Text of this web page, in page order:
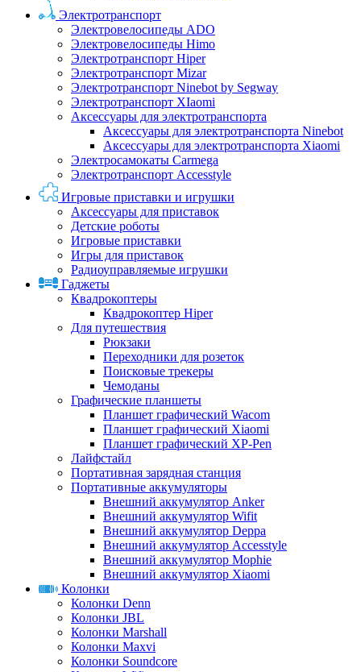
Электротранспорт
Электровелосипеды ADO
Электровелосипеды Himo
Электротранспорт Hiper
Электротранспорт Mizar
Электротранспорт Ninebot by Segway
Электротранспорт XIaomi
Аксессуары для электротранспорта
Аксессуары для электротранспорта Ninebot
Аксессуары для электротранспорта Xiaomi
Электросамокаты Carmega
Электротранспорт Accesstyle
Игровые приставки и игрушки
Аксессуары для приставок
Детские роботы
Игровые приставки
Игры для приставок
Радиоуправляемые игрушки
Гаджеты
Квадрокоптеры
Квадрокоптер Hiper
Для путешествия
Рюкзаки
Переходники для розеток
Поисковые трекеры
Чемоданы
Графические планшеты
Планшет графический Wacom
Планшет графический Xiaomi
Планшет графический XP-Pen
Лайфстайл
Портативная зарядная станция
Портативные аккумуляторы
Внешний аккумулятор Anker
Внешний аккумулятор Wifit
Внешний аккумулятор Deppa
Внешний аккумулятор Accesstyle
Внешний аккумулятор Mophie
Внешний аккумулятор Xiaomi
Колонки
Колонки Denn
Колонки JBL
Колонки Marshall
Колонки Maxvi
Колонки Soundcore